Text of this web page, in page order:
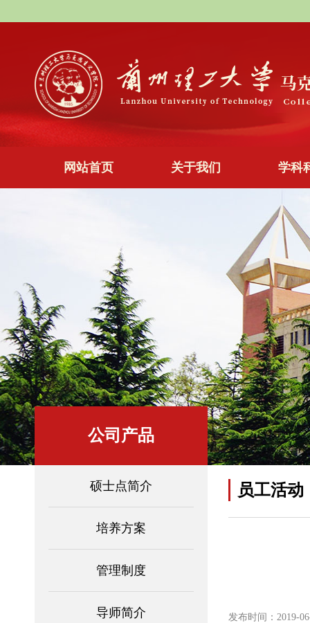
网站首页 关于我们 学科
公司产品
硕士点简介
培养方案
管理制度
导师简介
员工活动
发布时间：2019-